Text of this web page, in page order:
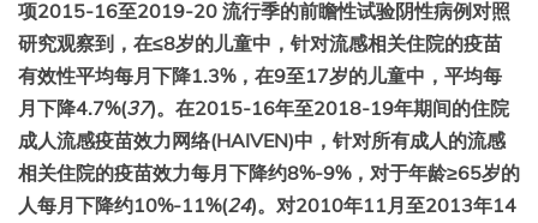
项2015-16至2019-20 流行季的前瞻性试验阴性病例对照
研究观察到，在≤8岁的儿童中，针对流感相关住院的疫苗
有效性平均每月下降1.3%，在9至17岁的儿童中，平均每
月下降4.7%(37)。 在2015-16年至2018-19年期间的住院
成人流感疫苗效力网络(HAIVEN)中，针对所有成人的流感
相关住院的疫苗效力每月下降约8%-9%，对于年龄≥65岁的
人每月下降约10%-11%(24)。 对2010年11月至2013年14